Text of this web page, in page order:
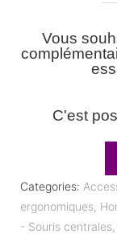
Vous
C'est
Categories:
ergonomiques,
- Souris centrales,